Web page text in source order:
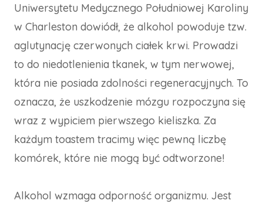
Uniwersytetu Medycznego Południowej Karoliny
w Charleston dowiódł, że alkohol powoduje tzw.
aglutynację czerwonych ciałek krwi. Prowadzi
to do niedotlenienia tkanek, w tym nerwowej,
która nie posiada zdolności regeneracyjnych. To
oznacza, że uszkodzenie mózgu rozpoczyna się
wraz z wypiciem pierwszego kieliszka. Za
każdym toastem tracimy więc pewną liczbę
komórek, które nie mogą być odtworzone!
Alkohol wzmaga odporność organizmu. Jest